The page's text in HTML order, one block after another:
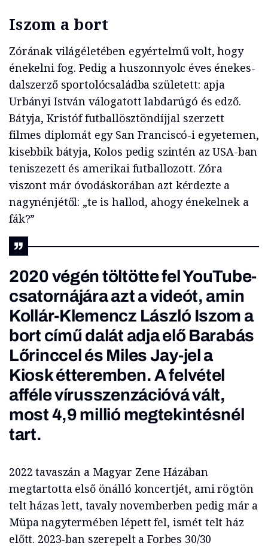
Iszom a bort
Zórának világéletében egyértelmű volt, hogy
énekelni fog. Pedig a huszonnyolc éves énekes-
dalszerző sportolócsaládba született: apja
Urbányi István válogatott labdarúgó és edző.
Bátyja, Kristóf futballösztöndíjjal szerzett
filmes diplomát egy San Franciscó-i egyetemen,
kisebbik bátyja, Kolos pedig szintén az USA-ban
teniszezett és amerikai futballozott. Zóra
viszont már óvodáskorában azt kérdezte a
nagynénjétől: „te is hallod, ahogy énekelnek a
fák?”
2020 végén töltötte fel YouTube-
csatornájára azt a videót, amin
Kollár-Klemencz László Iszom a
bort című dalát adja elő Barabás
Lőrinccel és Miles Jay-jel a
Kiosk étteremben. A felvétel
afféle vírusszenzációvá vált,
most 4,9 millió megtekintésnél
tart.
2022 tavaszán a Magyar Zene Házában
megtartotta első önálló koncertjét, ami rögtön
telt házas lett, tavaly novemberben pedig már a
Müpa nagytermében lépett fel, ismét telt ház
előtt. 2023-ban szerepelt a Forbes 30/30